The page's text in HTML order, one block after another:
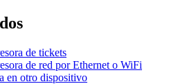
de tickets
de red por Ethernet o WiFi
en otro dispositivo